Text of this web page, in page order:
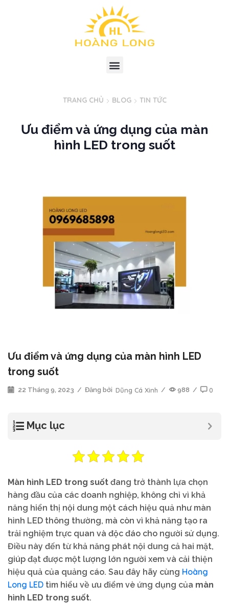
TRANG CHỦ BLOG TIN TỨC
Ưu điểm và ứng dụng của màn
hình LED trong suốt
Ưu điểm và ứng dụng của màn hình LED
trong suốt
22 Tháng 9, 2023 / Đăng bởi Dũng Cá Xinh / 988 / 0
Mục lục
Màn hình LED trong suốt đang trở thành lựa chọn
hàng đầu của các doanh nghiệp, không chỉ vì khả
năng hiển thị nội dung một cách hiệu quả như màn
hình LED thông thường, mà còn vì khả năng tạo ra
trải nghiệm trực quan và độc đáo cho người sử dụng.
Điều này đến từ khả năng phát nội dung cả hai mặt,
giúp đạt được một lượng lớn người xem và cải thiện
hiệu quả của quảng cáo. Sau đây hãy cùng Hoàng
Long LED tìm hiểu về ưu điểm vè ứng dụng của màn
hình LED trong suốt.